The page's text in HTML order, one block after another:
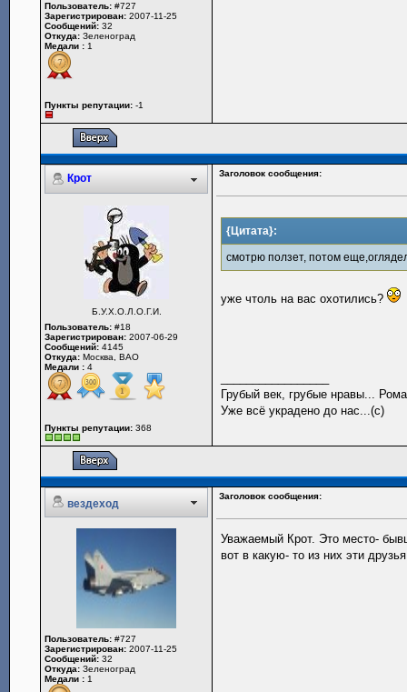
Пользователь: #727
Зарегистрирован: 2007-11-25
Сообщений: 32
Откуда: Зеленоград
Медали : 1
Пункты репутации: -1
Крот Заголовок сообщения:
Б.У.Х.О.Л.О.Г.И.
Пользователь: #18
Зарегистрирован: 2007-06-29
Сообщений: 4145
Откуда: Москва, ВАО
Медали : 4
Пункты репутации: 368
{Цитата}:
смотрю ползет, потом
уже чтоль на вас охотились?
Грубый век, грубые нравы...
Уже всё украдено до нас...(с)
вездеход
Заголовок сообщения:
Пользователь: #727
Зарегистрирован: 2007-11-25
Сообщений: 32
Откуда: Зеленоград
Медали : 1
Уважаемый Крот. Это место-
вот в какую- то из них эти